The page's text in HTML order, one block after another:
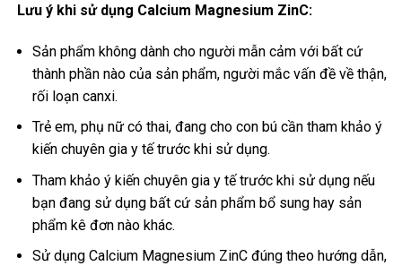
Lưu ý khi sử dụng Calcium Magnesium ZinC:
Sản phẩm không dành cho người mẫn cảm với bất cứ
thành phần nào của sản phẩm, người mắc vấn đề về thận,
rối loạn canxi.
Trẻ em, phụ nữ có thai, đang cho con bú cần tham khảo ý
kiến chuyên gia y tế trước khi sử dụng.
Tham khảo ý kiến chuyên gia y tế trước khi sử dụng nếu
bạn đang sử dụng bất cứ sản phẩm bổ sung hay sản
phẩm kê đơn nào khác.
Sử dụng Calcium Magnesium ZinC đúng theo hướng dẫn,